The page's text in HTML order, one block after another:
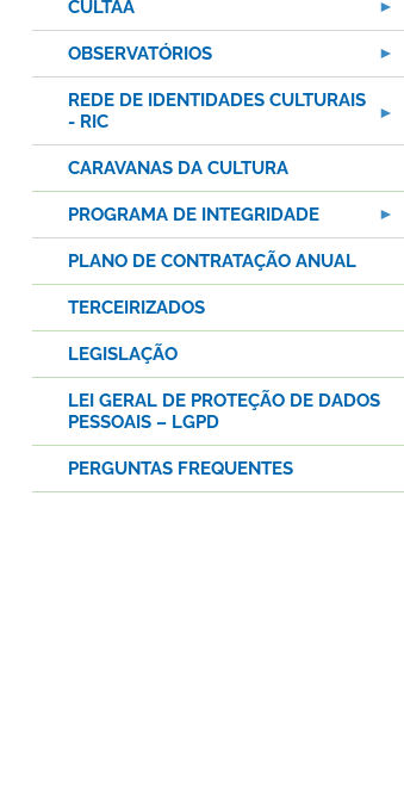
CULTAA
OBSERVATÓRIOS
REDE DE IDENTIDADES CULTURAIS
- RIC
CARAVANAS DA CULTURA
PROGRAMA DE INTEGRIDADE
PLANO DE CONTRATAÇÃO ANUAL
TERCEIRIZADOS
LEGISLAÇÃO
LEI GERAL DE PROTEÇÃO DE DADOS
PESSOAIS – LGPD
PERGUNTAS FREQUENTES